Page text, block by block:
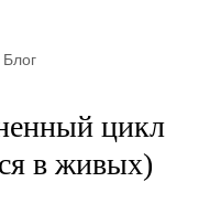
Блог
цикл
в живых)